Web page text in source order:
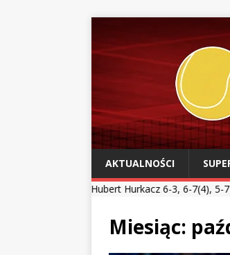
AKTUALNOŚCI
Hurkacz 6-3, 6-7(4), 5-7 Botic van de
Miesiąc: